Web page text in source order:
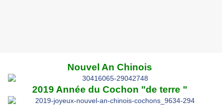
Nouvel An Chinois
2019 Année du Cochon "de terre "